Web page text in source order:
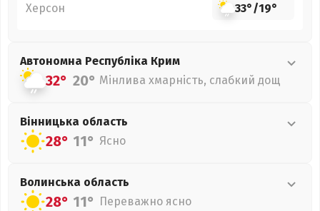
Херсон 33°/19°
Автономна Республіка Крим
32° 20° Мінлива хмарність, слабкий дощ
Вінницька область
28° 11° Ясно
Волинська область
28° 11° Переважно ясно